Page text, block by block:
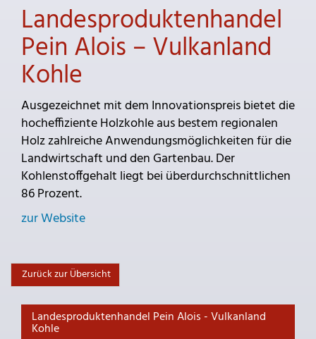
Landesproduktenhandel
Pein Alois – Vulkanland
Kohle
Ausgezeichnet mit dem Innovationspreis bietet die
hocheffiziente Holzkohle aus bestem regionalen
Holz zahlreiche Anwendungsmöglichkeiten für die
Landwirtschaft und den Gartenbau. Der
Kohlenstoffgehalt liegt bei überdurchschnittlichen
86 Prozent.
zur Website
Zurück zur Übersicht
Landesproduktenhandel Pein Alois - Vulkanland
Kohle